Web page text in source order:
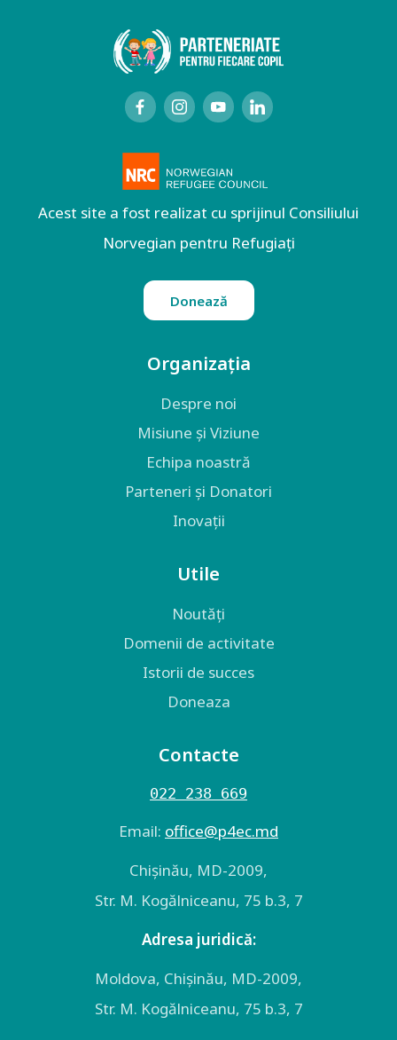
Acest site a fost realizat cu sprijinul Consiliului
Norvegian pentru Refugiați
Donează
Organizația
Despre noi
Misiune și Viziune
Echipa noastră
Parteneri și Donatori
Inovații
Utile
Noutăți
Domenii de activitate
Istorii de succes
Doneaza
Contacte
022 238 669
Email: оffice@p4ec.md
Chişinău, MD-2009,
Str. M. Kogălniceanu, 75 b.3, 7
Adresa juridică:
Moldova, Chişinău, MD-2009,
Str. M. Kogălniceanu, 75 b.3, 7